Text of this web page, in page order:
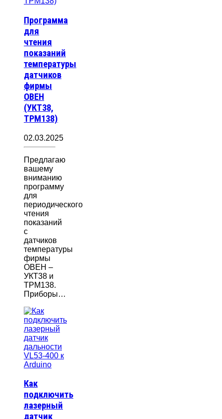
Программа
для
чтения
показаний
температуры
датчиков
фирмы
ОВЕН
(УКТ38,
ТРМ138)
02.03.2025
Предлагаю
вашему
вниманию
программу
для
периодического
чтения
показаний
с
датчиков
температуры
фирмы
ОВЕН –
УКТ38 и
ТРМ138.
Приборы…
Как
подключить
лазерный
датчик